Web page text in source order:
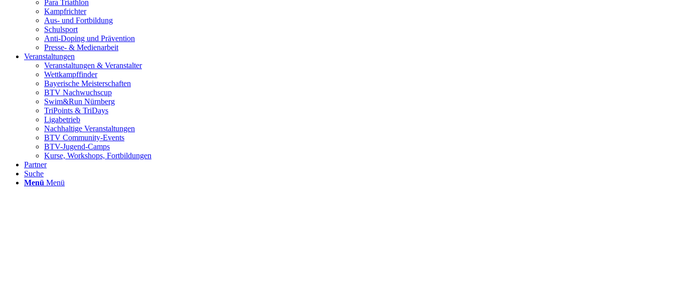
Para Triathlon
Kampfrichter
Aus- und Fortbildung
Schulsport
Anti-Doping und Prävention
Presse- & Medienarbeit
Veranstaltungen
Veranstaltungen & Veranstalter
Wettkampffinder
Bayerische Meisterschaften
BTV Nachwuchscup
Swim&Run Nürnberg
TriPoints & TriDays
Ligabetrieb
Nachhaltige Veranstaltungen
BTV Community-Events
BTV-Jugend-Camps
Kurse, Workshops, Fortbildungen
Partner
Suche
Menü Menü